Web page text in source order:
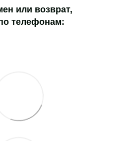
или возврат,
телефонам: